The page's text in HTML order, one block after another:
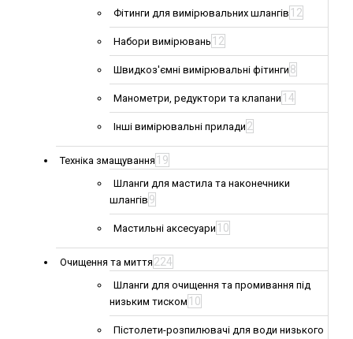
Фітинги для вимірювальних шлангів 12
Набори вимірювань 12
Швидкоз'ємні вимірювальні фітинги 8
Манометри, редуктори та клапани 14
Інші вимірювальні прилади 2
Техніка змащування 19
Шланги для мастила та наконечники
шлангів 9
Мастильні аксесуари 10
Очищення та миття 224
Шланги для очищення та промивання під
низьким тиском 10
Пістолети-розпилювачі для води низького